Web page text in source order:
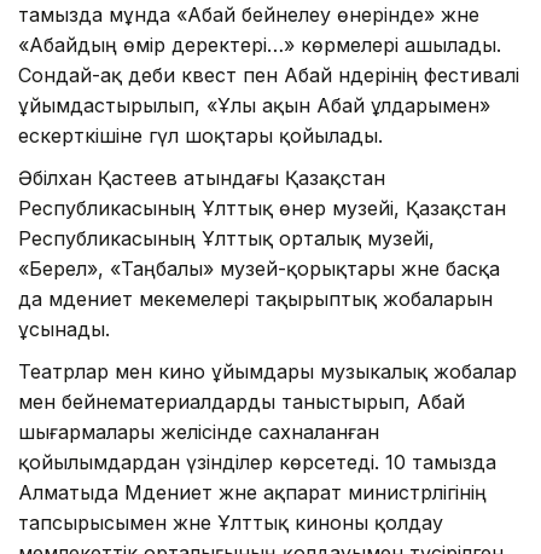
тамызда мұнда «Абай бейнелеу өнерінде» және
«Абайдың өмір деректері…» көрмелері ашылады.
Сондай-ақ әдеби квест пен Абай әндерінің фестивалі
ұйымдастырылып, «Ұлы ақын Абай ұлдарымен»
ескерткішіне гүл шоқтары қойылады.
Әбілхан Қастеев атындағы Қазақстан
Республикасының Ұлттық өнер музейі, Қазақстан
Республикасының Ұлттық орталық музейі,
«Берел», «Таңбалы» музей-қорықтары және басқа
да мәдениет мекемелері тақырыптық жобаларын
ұсынады.
Театрлар мен кино ұйымдары музыкалық жобалар
мен бейнематериалдарды таныстырып, Абай
шығармалары желісінде сахналанған
қойылымдардан үзінділер көрсетеді. 10 тамызда
Алматыда Мәдениет және ақпарат министрлігінің
тапсырысымен және Ұлттық киноны қолдау